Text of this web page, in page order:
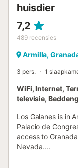
huisdier
7,2
489 recensies
Armilla,
3 pers. 1
WiFi, Internet,
televisie,
Los Galanes is in
Palacio de
access to
Nevada....